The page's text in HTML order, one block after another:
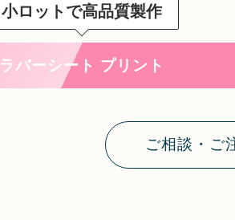
小ロットで高品質製作
ラバーシート プリント
ご相談・ご